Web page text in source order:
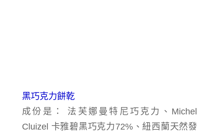
黑巧克力餅乾
成份是： 法芙娜曼特尼巧克力、 Michel
Cluizel 卡雅碧黑巧克力72%、紐西蘭天然發